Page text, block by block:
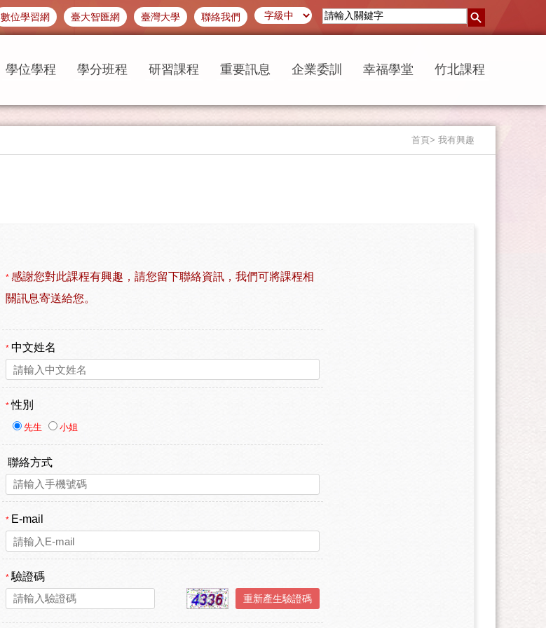
數位學習網 臺大智匯網 臺灣大學 聯絡我們
學位學程 學分班程 研習課程 重要訊息 企業委訓 幸福學堂 竹北課程
首頁> 我有興趣
* 感謝您對此課程有興趣，請您留下聯絡資訊，我們可將課程相
關訊息寄送給您。
* 中文姓名
* 性別
先生 小姐
聯絡方式
* E-mail
* 驗證碼